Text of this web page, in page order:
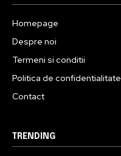
Homepage
Despre noi
Termeni si conditii
Politica de confidentialitate
Contact
TRENDING